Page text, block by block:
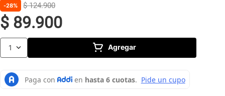
28% $ 124.900
$ 89.900
1 Agregar